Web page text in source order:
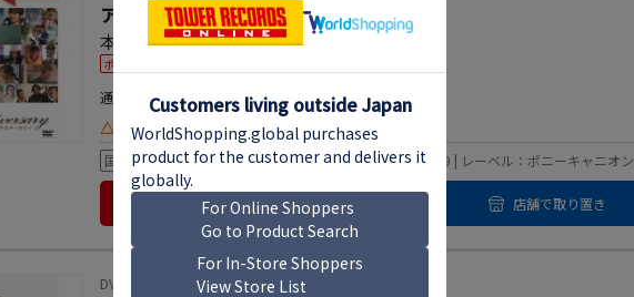
アニバーサリー
本広克行
ポイント20%還元
通常価格 ¥4,180 pt数 ：38pt（今なら760pt）
△ お取り寄せ
国内 発売日：2017年10月18日 | 規格品番： PCBP-53609 | レーベル：ポニーキャニオン
カートに入れる 店舗で取り置き
DVD